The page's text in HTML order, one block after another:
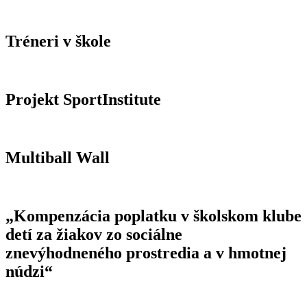
Tréneri v škole
Projekt SportInstitute
Multiball Wall
„Kompenzácia poplatku v školskom klube
detí za žiakov zo sociálne
znevýhodneného prostredia a v hmotnej
núdzi“